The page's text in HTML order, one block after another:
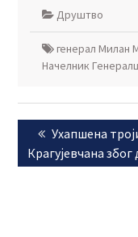
Друштво
генерал Милан
Начелник
Кретање
чланкаPrevious
post:
Ухапшена
Крагујевчана због